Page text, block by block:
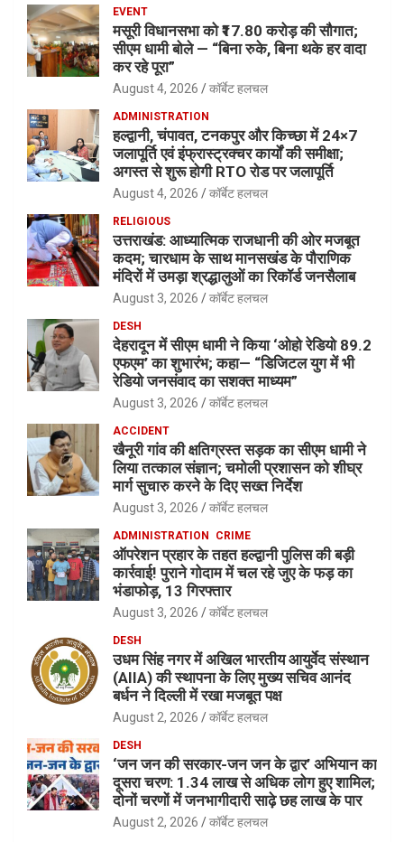
EVENT
मसूरी विधानसभा को ₹17.80 करोड़ की सौगात;
सीएम धामी बोले — “बिना रुके, बिना थके हर वादा
कर रहे पूरा”
August 4, 2026 कॉर्बेट हलचल
ADMINISTRATION
हल्द्वानी, चंपावत, टनकपुर और किच्छा में 24×7
जलापूर्ति एवं इंफ्रास्ट्रक्चर कार्यों की समीक्षा;
अगस्त से शुरू होगी RTO रोड पर जलापूर्ति
August 4, 2026 कॉर्बेट हलचल
RELIGIOUS
उत्तराखंड: आध्यात्मिक राजधानी की ओर मजबूत
कदम; चारधाम के साथ मानसखंड के पौराणिक
मंदिरों में उमड़ा श्रद्धालुओं का रिकॉर्ड जनसैलाब
August 3, 2026 कॉर्बेट हलचल
DESH
देहरादून में सीएम धामी ने किया ‘ओहो रेडियो 89.2
एफएम’ का शुभारंभ; कहा— “डिजिटल युग में भी
रेडियो जनसंवाद का सशक्त माध्यम”
August 3, 2026 कॉर्बेट हलचल
ACCIDENT
खैनूरी गांव की क्षतिग्रस्त सड़क का सीएम धामी ने
लिया तत्काल संज्ञान; चमोली प्रशासन को शीघ्र
मार्ग सुचारु करने के दिए सख्त निर्देश
August 3, 2026 कॉर्बेट हलचल
ADMINISTRATION CRIME
ऑपरेशन प्रहार के तहत हल्द्वानी पुलिस की बड़ी
कार्रवाई! पुराने गोदाम में चल रहे जुए के फड़ का
भंडाफोड़, 13 गिरफ्तार
August 3, 2026 कॉर्बेट हलचल
DESH
उधम सिंह नगर में अखिल भारतीय आयुर्वेद संस्थान
(AIIA) की स्थापना के लिए मुख्य सचिव आनंद
बर्धन ने दिल्ली में रखा मजबूत पक्ष
August 2, 2026 कॉर्बेट हलचल
DESH
‘जन जन की सरकार-जन जन के द्वार’ अभियान का
दूसरा चरण: 1.34 लाख से अधिक लोग हुए शामिल;
दोनों चरणों में जनभागीदारी साढ़े छह लाख के पार
August 2, 2026 कॉर्बेट हलचल